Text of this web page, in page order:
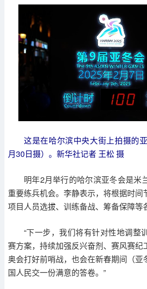
这是在哈尔滨中央大街上拍摄的
月30日摄）。新华社记者 王松 摄
明年2月举行的哈尔滨亚冬会是米
重要练兵机会。李静表示，将根据时间
项目人员选拔、训练备战、筹备保障等
“下一步，我们将有针对性地调整
赛方案，持续加强反兴奋剂、赛风赛纪
奥会打好前哨战，也会在新春期间（亚
国人民交一份满意的答卷。”